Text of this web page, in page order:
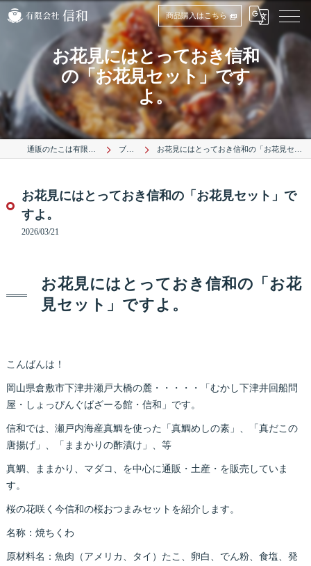
商品購入はこちら
お花見にはとっておき信和
の「お花見セット」です
よ。
ブログ お花見にはとっておき信和の「お花見セット」ですよ。
お花見にはとっておき信和の「お花見セット」で
すよ。
2026/03/21
お花見にはとっておき信和の「お花
見セット」ですよ。
こんばんは！
岡山県倉敷市下津井瀬戸大橋の麓・・・・・「むかし下津井回船問
屋・しょっぴんぐばざーる館・信和」です。
信和では、瀬戸内海産真鯛を使った「真鯛めしの素」、「真だこの
唐揚げ」、「ままかりの酢漬け」、等
真鯛、ままかり、マダコ、を中心に通販・土産・を販売していま
す。
桜の花咲く今信和の桜おつまみセットを紹介します。
名称：焼ちくわ
原材料名：魚肉（アメリカ、タイ）たこ、卵白、でん粉、食塩、発